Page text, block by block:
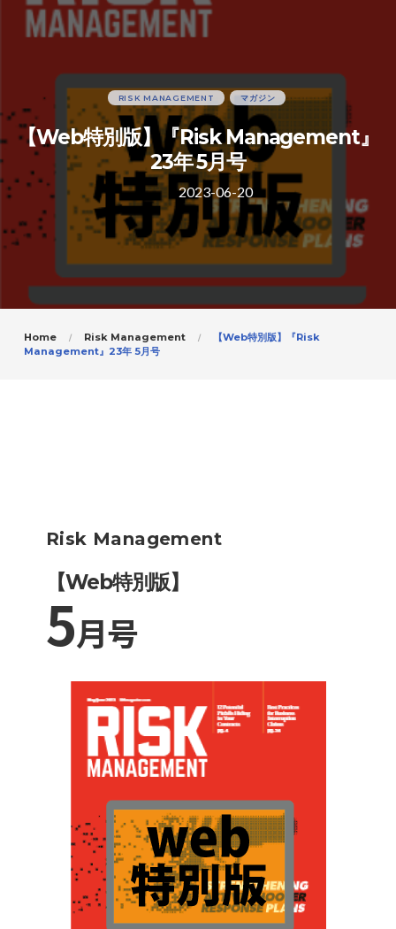
RISK MANAGEMENT マガジン
【Web特別版】『Risk Management』
23年 5月号
2023-06-20
Home Risk Management
【Web特別版】『Risk
Management』23年 5月号
Risk Management
【Web特別版】
5月号